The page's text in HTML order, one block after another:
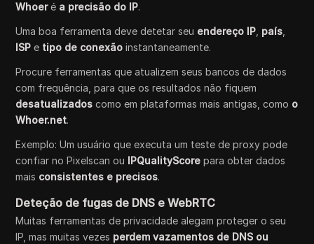
Whoeré a precisão do IP.
Uma boa ferramenta deve detetar seu endereço IP país
ISP e tipo de conexão instantaneamente.
Procure ferramentas que atualizem seus bancos de dados
com frequência, para que os resultados não fiquem
desatualizados como em plataformas mais antigas, como o
Whoer.net.
Exemplo: Um usuário que executa um teste de proxy pode
confiar no Pixelscan ou IPQualityScore para obter dados
mais consistentes e precisos.
Deteção de fugas de DNS e WebRTC
Muitas ferramentas de privacidade alegam proteger o seu
IP, mas muitas vezes perdem vazamentos de DNS ou